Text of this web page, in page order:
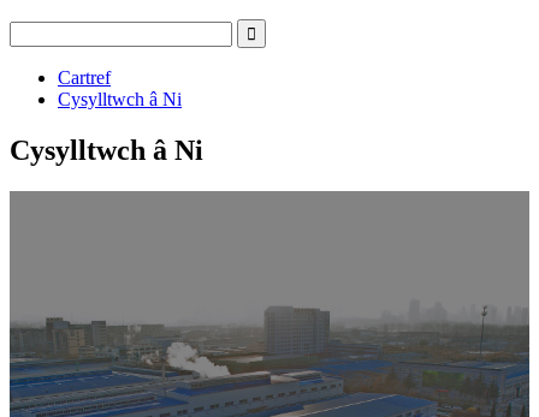
Cartref
Cysylltwch â Ni
Cysylltwch â Ni